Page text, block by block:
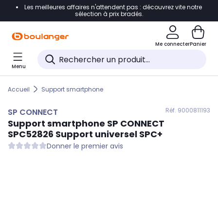
Accéder directement à la navigation
Accéder directement au pied de page
Accéder directement au chatbot
Les meilleures affaires n'attendent pas : découvrez vite notre
sélection à prix bradés.
Me connecterPanier
Menu
Accueil Support smartphone
SP CONNECT Réf. 9000811193
Support smartphone SP CONNECT
SPC52826 Support universel SPC+
Donner le premier avis